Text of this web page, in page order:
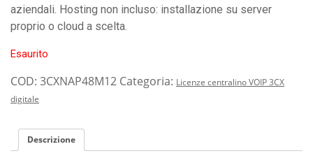
aziendali. Hosting non incluso: installazione su server
proprio o cloud a scelta.
Esaurito
COD: 3CXNAP48M12 Categoria: Licenze centralino VOIP 3CX
digitale
Descrizione